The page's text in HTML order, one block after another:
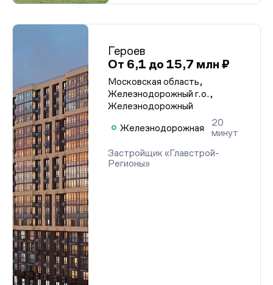
Героев
От 6,1 до 15,7 млн ₽
Московская область,
Железнодорожный г.о.,
Железнодорожный
Железнодорожная
20
минут
Застройщик «Главстрой-
Регионы»